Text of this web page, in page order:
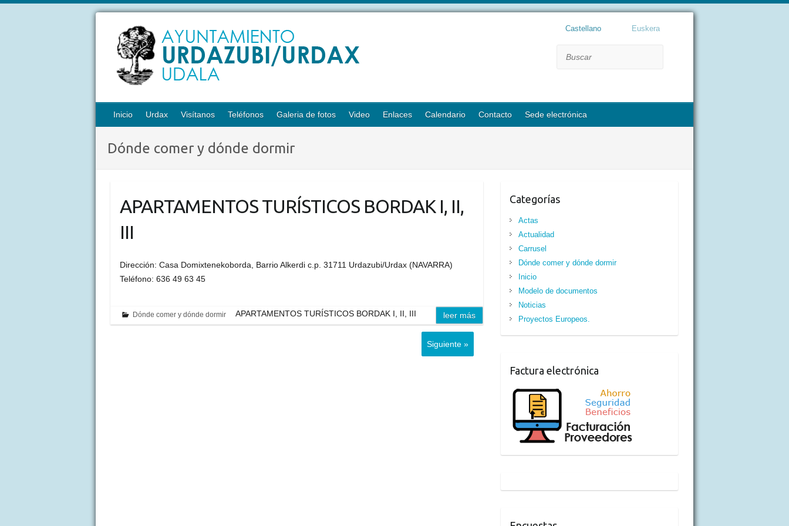
Castellano Euskera
Inicio Urdax Visítanos Teléfonos Galeria de fotos Video Enlaces Calendario Contacto Sede electrónica
Dónde comer y dónde dormir
APARTAMENTOS TURÍSTICOS BORDAK I, II,
III
Dirección: Casa Domixtenekoborda, Barrio Alkerdi c.p. 31711 Urdazubi/Urdax (NAVARRA)
Teléfono: 636 49 63 45
Dónde comer y dónde dormir APARTAMENTOS TURÍSTICOS BORDAK I, II, III leer más
Siguiente »
Categorías
Actas
Actualidad
Carrusel
Dónde comer y dónde dormir
Inicio
Modelo de documentos
Noticias
Proyectos Europeos.
Factura electrónica